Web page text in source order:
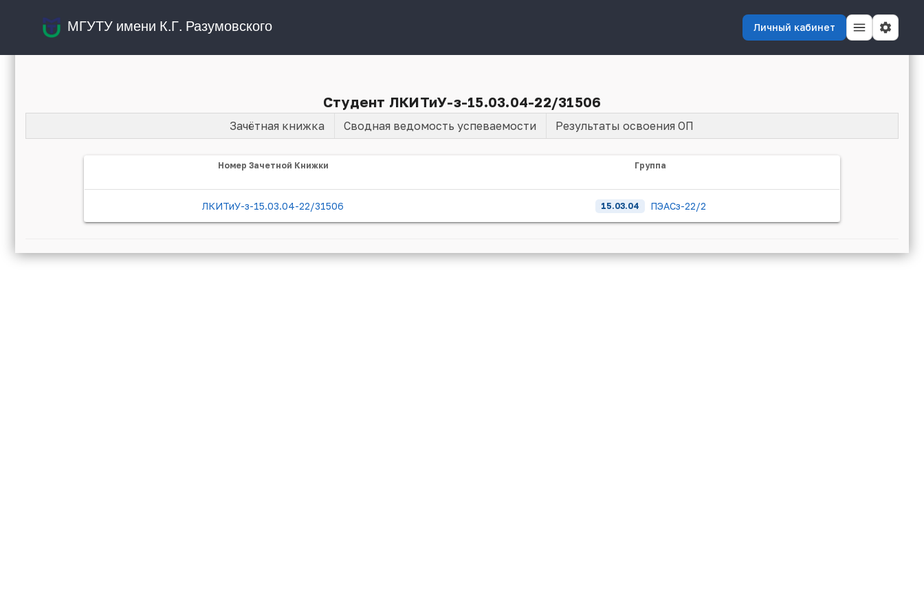
МГУТУ имени К.Г. Разумовского Личный кабинет
Студент ЛКИТиУ-з-15.03.04-22/31506
Зачётная книжка Сводная ведомость успеваемости Результаты освоения ОП
Номер Зачетной Книжки Группа
ЛКИТиУ-з-15.03.04-22/31506 15.03.04 ПЭАСз-22/2